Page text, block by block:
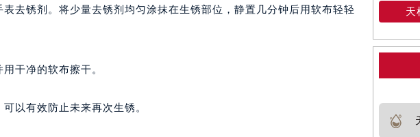
去锈剂。将少量去锈剂均匀涂抹在生锈部位，静置几分钟后用软布轻轻
干净的软布擦干。
以有效防止未来再次生锈。
天